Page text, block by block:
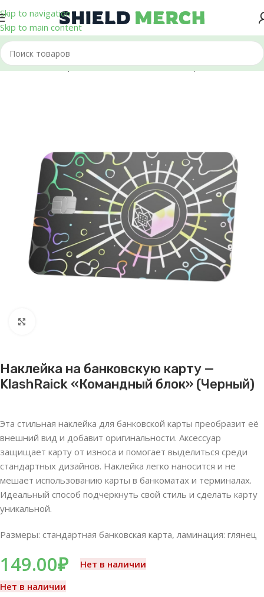
Skip to navigation
Skip to main content
Главная/Стикеры и Наклейки/Банковские карты
Наклейка на банковскую карту —
KlashRaick «Командный блок» (Черный)
Эта стильная наклейка для банковской карты преобразит её
внешний вид и добавит оригинальности. Аксессуар
защищает карту от износа и помогает выделиться среди
стандартных дизайнов. Наклейка легко наносится и не
мешает использованию карты в банкоматах и терминалах.
Идеальный способ подчеркнуть свой стиль и сделать карту
уникальной.
Размеры: стандартная банковская карта, ламинация: глянец
149.00₽
Нет в наличии
Нет в наличии